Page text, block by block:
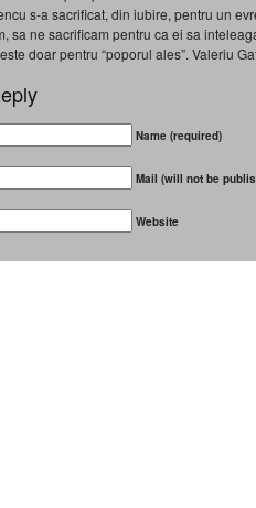
s-a sacrificat, din iubire, pentru un
sa ne sacrificam pentru ca ei sa
doar pentru “poporul ales”. Valeriu
Name (required)
Mail (will not be
Website